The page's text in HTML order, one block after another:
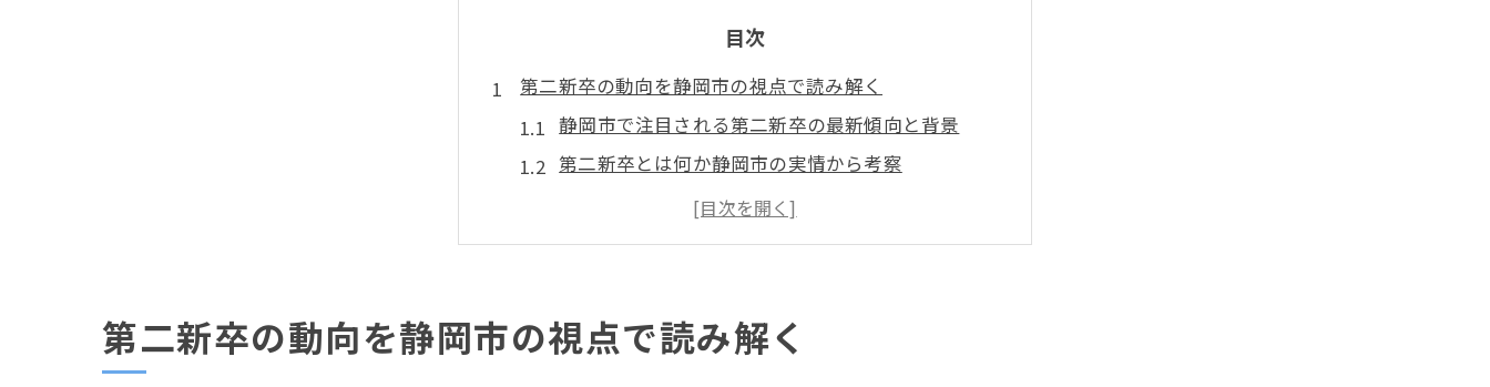
目次
第二新卒の動向を静岡市の視点で読み解く
静岡市で注目される第二新卒の最新傾向と背景
第二新卒とは何か静岡市の実情から考察
静岡市の第二新卒求人動向と企業の期待
静岡市で見られる第二新卒のキャリア意識
第二新卒として静岡市で活躍するための現状分析
静岡市で第二新卒が注目される理由とは
第二新卒の動向を静岡市の視点で読み解く